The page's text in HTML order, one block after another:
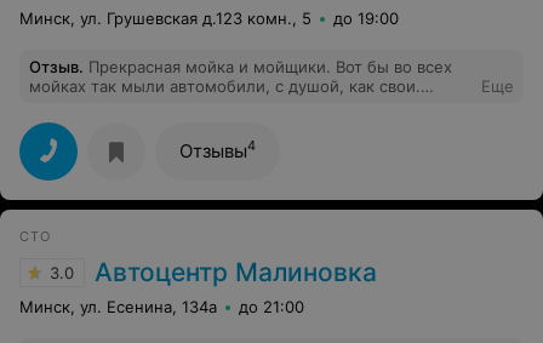
Минск, ул. Грушевская д.123 комн., 5 до 19:00
Отзыв. Прекрасная мойка и мойщики. Вот бы во всех
мойках так мыли автомобили, с душой, как свои.
Тщательно продуваются все полости и идеально
вытирается кузов. Спасибо
Еще
Отзывы4
СТО
3.0 Автоцентр Малиновка
Минск, ул. Есенина, 134а до 21:00